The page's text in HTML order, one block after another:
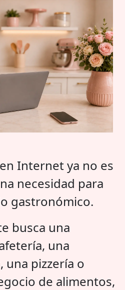
Internet ya no es
necesidad para
gastronómico.
busca una
una
una pizzería o
de alimentos,